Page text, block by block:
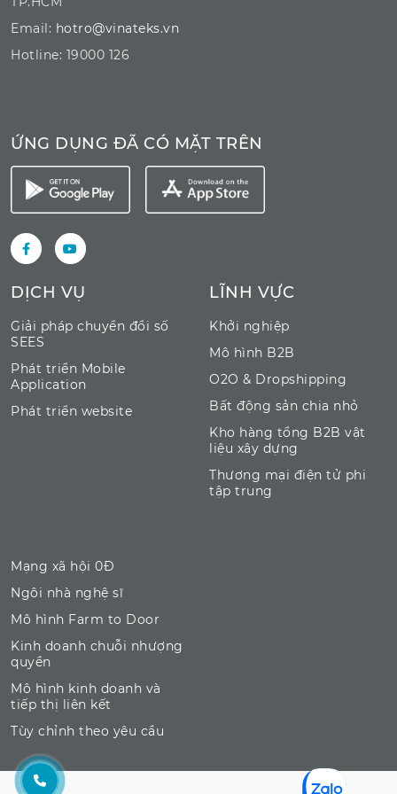
Email: hotro@vinateks.vn
Hotline: 19000 126
ỨNG DỤNG ĐÃ CÓ MẶT TRÊN
DỊCH VỤ
Giải pháp chuyển đổi số
SEES
Phát triển Mobile
Application
Phát triển website
LĨNH VỰC
Khởi nghiệp
Mô hình B2B
O2O & Dropshipping
Bất động sản chia nhỏ
Kho hàng tổng B2B vật
liệu xây dựng
Thương mại điện tử phi
tập trung
Mạng xã hội 0Đ
Ngôi nhà nghệ sĩ
Mô hình Farm to Door
Kinh doanh chuỗi nhượng
quyền
Mô hình kinh doanh và
tiếp thị liên kết
Tùy chỉnh theo yêu cầu